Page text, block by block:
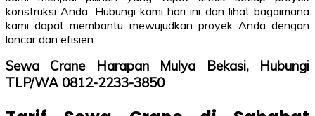
konstruksi Anda. Hubungi kami hari ini dan lihat bagaimana
kami dapat membantu mewujudkan proyek Anda dengan
lancar dan efisien.
Sewa Crane Harapan Mulya Bekasi, Hubungi
TLP/WA 0812-2233-3850